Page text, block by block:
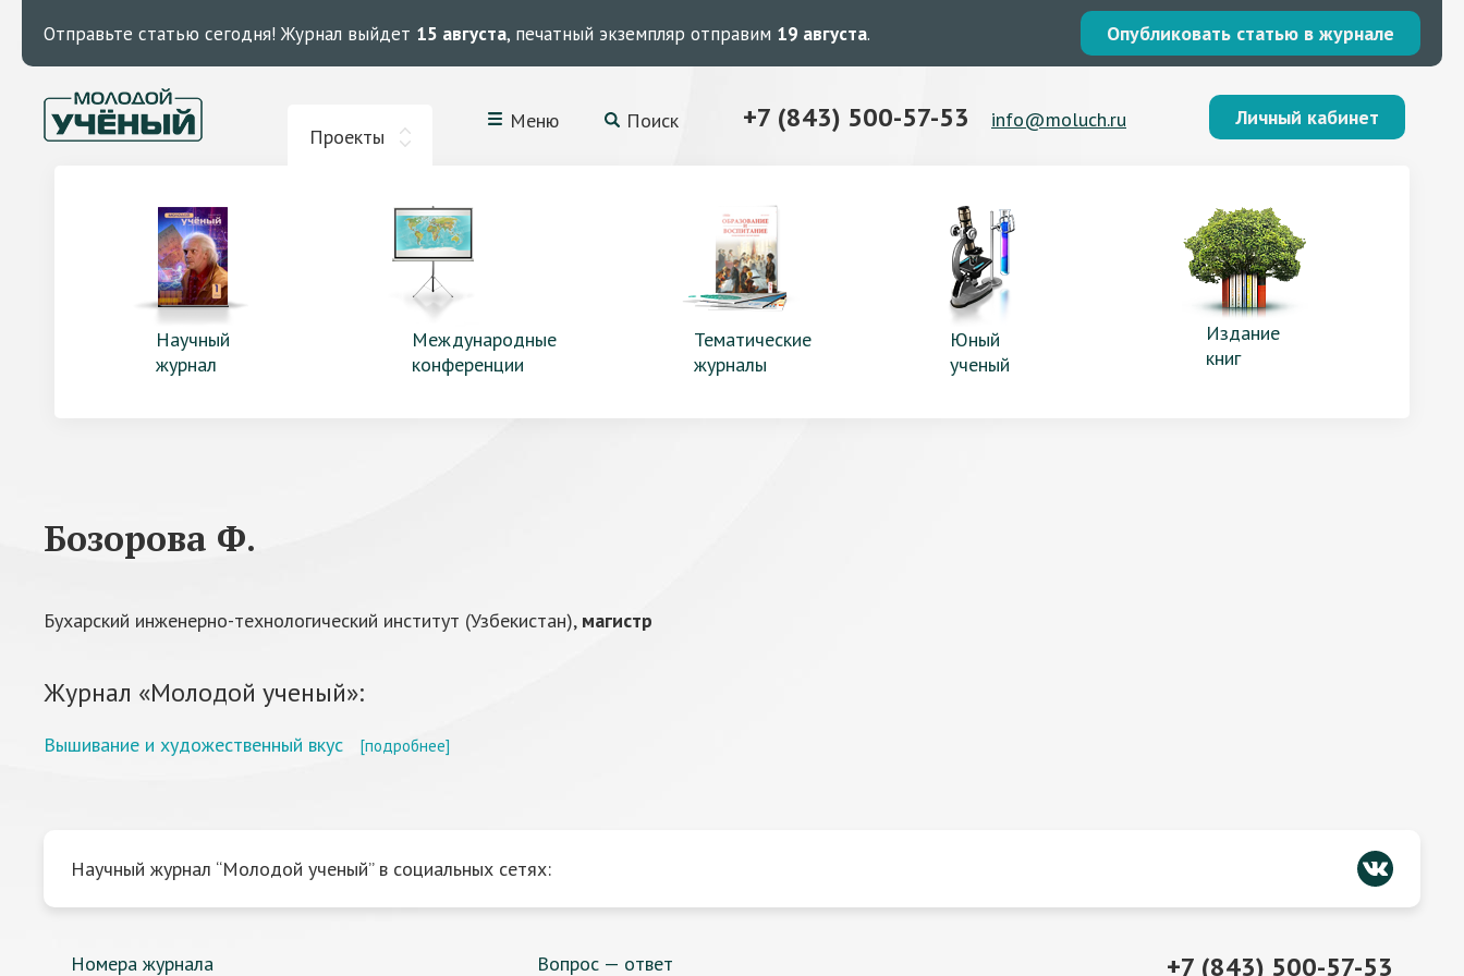
Отправьте статью сегодня! Журнал выйдет 15 августа, печатный экземпляр отправим 19 августа. Опубликовать статью в журнале
Проекты
Меню Поиск +7 (843) 500-57-53 info@moluch.ru Личный кабинет
Научный
журнал
Международные
конференции
Тематические
журналы
Юный
ученый
Издание
книг
Бозорова Ф.
Бухарский инженерно-технологический институт (Узбекистан), магистр
Журнал «Молодой ученый»:
Вышивание и художественный вкус [подробнее]
Научный журнал “Молодой ученый” в социальных сетях:
Номера журнала Вопрос — ответ +7 (843) 500-57-53